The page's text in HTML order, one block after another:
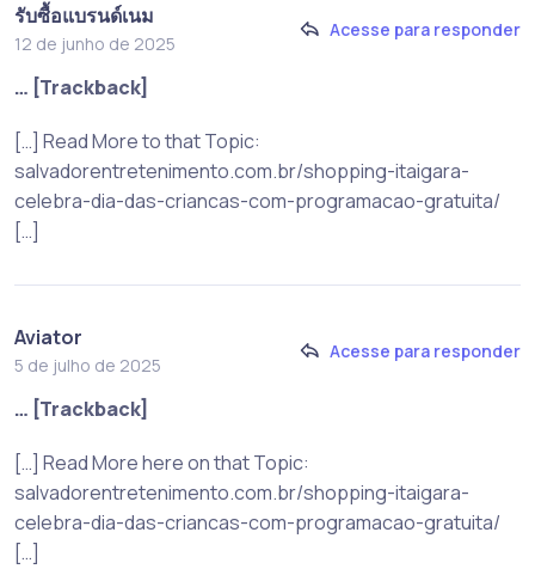
รับซื้อแบรนด์เนม
12 de junho de 2025
Acesse para responder
… [Trackback]
[…] Read More to that Topic:
salvadorentretenimento.com.br/shopping-itaigara-
celebra-dia-das-criancas-com-programacao-gratuita/
[…]
Aviator
5 de julho de 2025
Acesse para responder
… [Trackback]
[…] Read More here on that Topic:
salvadorentretenimento.com.br/shopping-itaigara-
celebra-dia-das-criancas-com-programacao-gratuita/
[…]